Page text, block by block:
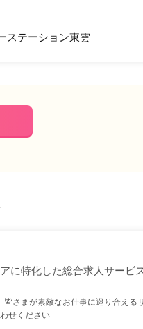
ステーション東雲
に特化した総合求人サービ
皆さまが素敵なお仕事に巡り合える
せください